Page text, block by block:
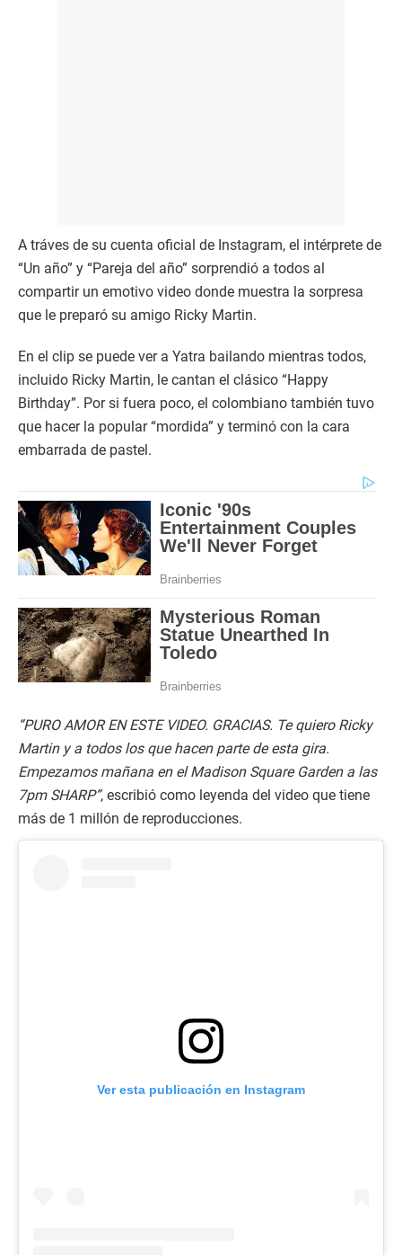
A tráves de su cuenta oficial de Instagram, el intérprete de
“Un año” y “Pareja del año” sorprendió a todos al
compartir un emotivo video donde muestra la sorpresa
que le preparó su amigo Ricky Martin.
En el clip se puede ver a Yatra bailando mientras todos,
incluido Ricky Martin, le cantan el clásico “Happy
Birthday”. Por si fuera poco, el colombiano también tuvo
que hacer la popular “mordida” y terminó con la cara
embarrada de pastel.
“PURO AMOR EN ESTE VIDEO. GRACIAS. Te quiero Ricky
Martin y a todos los que hacen parte de esta gira.
Empezamos mañana en el Madison Square Garden a las
7pm SHARP”, escribió como leyenda del video que tiene
más de 1 millón de reproducciones.
Ver esta publicación en Instagram